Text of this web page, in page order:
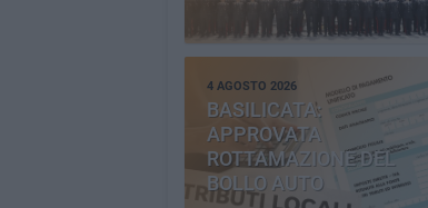
4 AGOSTO 2026
BASILICATA:
APPROVATA
ROTTAMAZIONE DEL
BOLLO AUTO